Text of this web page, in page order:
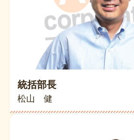
統括部長
松山 健